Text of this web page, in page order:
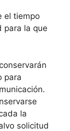
el tiempo
para la que
para
la
solicitud